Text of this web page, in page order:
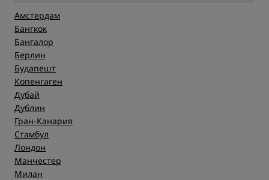
Амстердам
Бангкок
Бангалор
Берлин
Будапешт
Копенгаген
Дубай
Дублин
Гран-Канария
Стамбул
Лондон
Манчестер
Милан